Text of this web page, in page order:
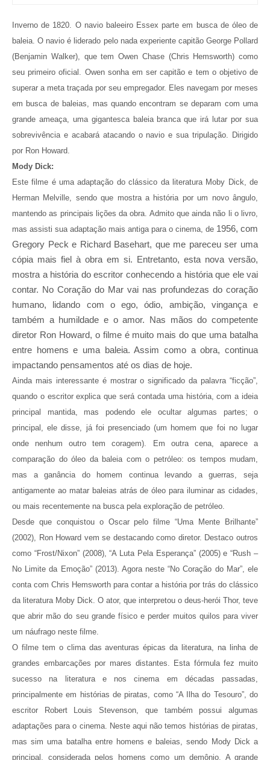
Inverno de 1820. O navio baleeiro Essex parte em busca de óleo de
baleia. O navio é liderado pelo nada experiente capitão George Pollard
(Benjamin Walker), que tem Owen Chase (Chris Hemsworth) como
seu primeiro oficial. Owen sonha em ser capitão e tem o objetivo de
superar a meta traçada por seu empregador. Eles navegam por meses
em busca de baleias, mas quando encontram se deparam com uma
grande ameaça, uma gigantesca baleia branca que irá lutar por sua
sobrevivência e acabará atacando o navio e sua tripulação. Dirigido
por Ron Howard.
Mody Dick:
Este filme é uma adaptação do clássico da literatura Moby Dick, de
Herman Melville, sendo que mostra a história por um novo ângulo,
mantendo as principais lições da obra. Admito que ainda não li o livro,
mas assisti sua adaptação mais antiga para o cinema, de 1956, com
Gregory Peck e Richard Basehart, que me pareceu ser uma
cópia mais fiel à obra em si. Entretanto, esta nova versão,
mostra a história do escritor conhecendo a história que ele vai
contar. No Coração do Mar vai nas profundezas do coração
humano, lidando com o ego, ódio, ambição, vingança e
também a humildade e o amor. Nas mãos do competente
diretor Ron Howard, o filme é muito mais do que uma batalha
entre homens e uma baleia. Assim como a obra, continua
impactando pensamentos até os dias de hoje.
Ainda mais interessante é mostrar o significado da palavra “ficção”,
quando o escritor explica que será contada uma história, com a ideia
principal mantida, mas podendo ele ocultar algumas partes; o
principal, ele disse, já foi presenciado (um homem que foi no lugar
onde nenhum outro tem coragem). Em outra cena, aparece a
comparação do óleo da baleia com o petróleo: os tempos mudam,
mas a ganância do homem continua levando a guerras, seja
antigamente ao matar baleias atrás de óleo para iluminar as cidades,
ou mais recentemente na busca pela exploração de petróleo.
Desde que conquistou o Oscar pelo filme “Uma Mente Brilhante”
(2002), Ron Howard vem se destacando como diretor. Destaco outros
como “Frost/Nixon” (2008), “A Luta Pela Esperança” (2005) e “Rush –
No Limite da Emoção” (2013). Agora neste “No Coração do Mar”, ele
conta com Chris Hemsworth para contar a história por trás do clássico
da literatura Moby Dick. O ator, que interpretou o deus-herói Thor, teve
que abrir mão do seu grande físico e perder muitos quilos para viver
um náufrago neste filme.
O filme tem o clima das aventuras épicas da literatura, na linha de
grandes embarcações por mares distantes. Esta fórmula fez muito
sucesso na literatura e nos cinema em décadas passadas,
principalmente em histórias de piratas, como “A Ilha do Tesouro”, do
escritor Robert Louis Stevenson, que também possui algumas
adaptações para o cinema. Neste aqui não temos histórias de piratas,
mas sim uma batalha entre homens e baleias, sendo Mody Dick a
principal, considerada pelos homens como um demônio. A grande